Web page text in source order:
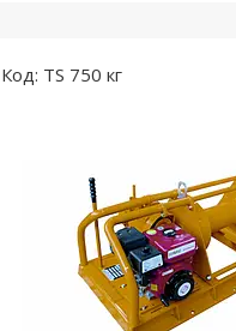
TS 750 кг